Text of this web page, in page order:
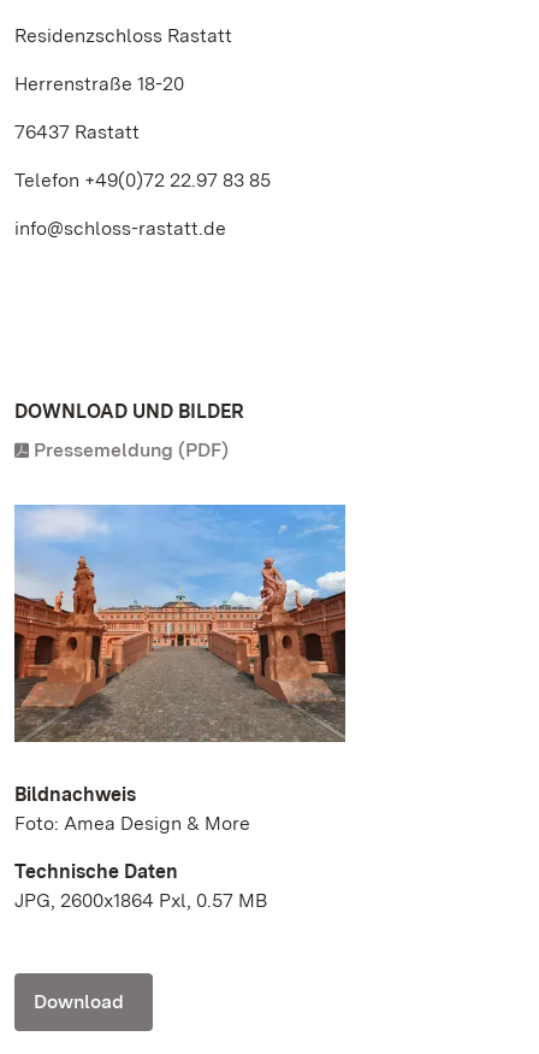
Residenzschloss Rastatt
Herrenstraße 18-20
76437 Rastatt
Telefon +49(0)72 22.97 83 85
info@schloss-rastatt.de
DOWNLOAD UND BILDER
Pressemeldung (PDF)
Bildnachweis
Foto: Amea Design & More
Technische Daten
JPG, 2600x1864 Pxl, 0.57 MB
Download